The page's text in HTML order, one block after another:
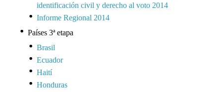
identificación civil y derecho al voto 2014
Informe Regional 2014
Países 3ª etapa
Brasil
Ecuador
Haití
Honduras